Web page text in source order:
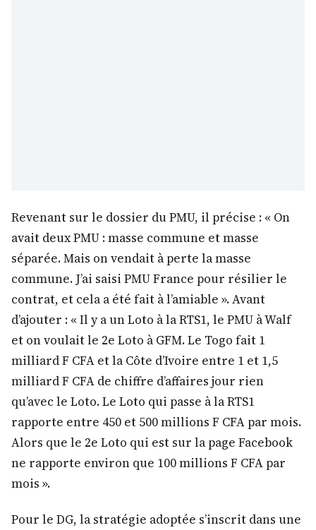
Revenant sur le dossier du PMU, il précise : « On
avait deux PMU : masse commune et masse
séparée. Mais on vendait à perte la masse
commune. J’ai saisi PMU France pour résilier le
contrat, et cela a été fait à l’amiable ». Avant
d’ajouter : « Il y a un Loto à la RTS1, le PMU à Walf
et on voulait le 2e Loto à GFM. Le Togo fait 1
milliard F CFA et la Côte d’Ivoire entre 1 et 1,5
milliard F CFA de chiffre d’affaires jour rien
qu’avec le Loto. Le Loto qui passe à la RTS1
rapporte entre 450 et 500 millions F CFA par mois.
Alors que le 2e Loto qui est sur la page Facebook
ne rapporte environ que 100 millions F CFA par
mois ».
Pour le DG, la stratégie adoptée s’inscrit dans une